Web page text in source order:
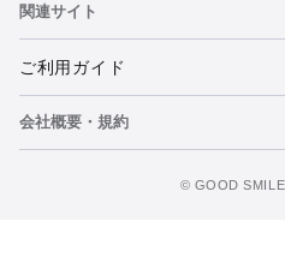
関連サイト
ねんどろいど
ねんどろいどフェイスメーカー
ご利用ガイド
重要なお知らせ
会社概要・規約
©️ GOOD